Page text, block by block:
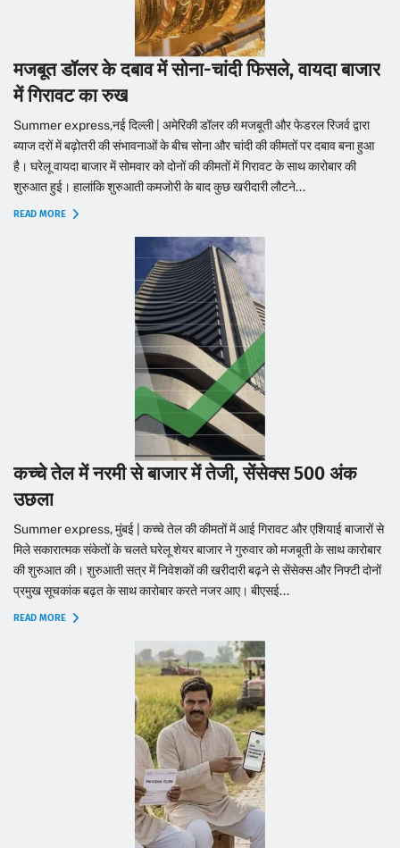
मजबूत डॉलर के दबाव में सोना-चांदी फिसले, वायदा बाजार
में गिरावट का रुख
Summer express,नई दिल्ली | अमेरिकी डॉलर की मजबूती और फेडरल रिजर्व द्वारा
ब्याज दरों में बढ़ोतरी की संभावनाओं के बीच सोना और चांदी की कीमतों पर दबाव बना हुआ
है। घरेलू वायदा बाजार में सोमवार को दोनों की कीमतों में गिरावट के साथ कारोबार की
शुरुआत हुई। हालांकि शुरुआती कमजोरी के बाद कुछ खरीदारी लौटने...
READ MORE
कच्चे तेल में नरमी से बाजार में तेजी, सेंसेक्स 500 अंक
उछला
Summer express, मुंबई | कच्चे तेल की कीमतों में आई गिरावट और एशियाई बाजारों से
मिले सकारात्मक संकेतों के चलते घरेलू शेयर बाजार ने गुरुवार को मजबूती के साथ कारोबार
की शुरुआत की। शुरुआती सत्र में निवेशकों की खरीदारी बढ़ने से सेंसेक्स और निफ्टी दोनों
प्रमुख सूचकांक बढ़त के साथ कारोबार करते नजर आए। बीएसई...
READ MORE